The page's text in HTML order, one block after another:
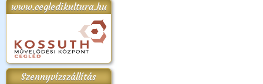
www.cegledikultura.hu
Szennyvízszállítás
2018.
Kossuth Toborzó
Ünnepély
Szent István Ünnepe
(2017. 08. 20.)